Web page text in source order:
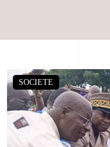
SOCIETE